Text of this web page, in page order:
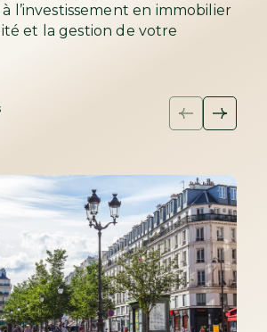
l’investissement en immobilier
et la gestion de votre